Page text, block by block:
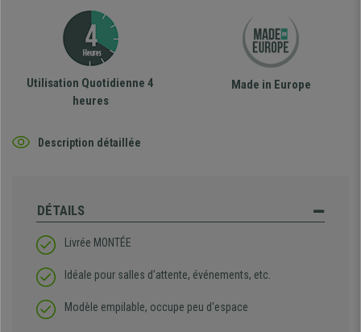
Utilisation Quotidienne 4
heures
Made in Europe
Description détaillée
DÉTAILS
Livrée MONTÉE
Idéale pour salles d’attente, événements, etc.
Modèle empilable, occupe peu d'espace